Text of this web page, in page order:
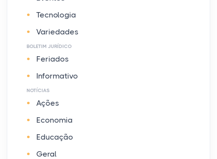
Tecnologia
Variedades
BOLETIM JURÍDICO
Feriados
Informativo
NOTÍCIAS
Ações
Economia
Educação
Geral